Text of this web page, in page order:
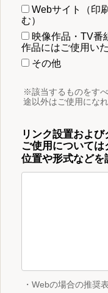
Webサイト（印
む）
映像作品・TV番
作品にはご使用い
その他
※該当するものをす
途以外はご使用になれ
リンク設置およ
ご使用について
位置や形式など
・Webの場合の推奨